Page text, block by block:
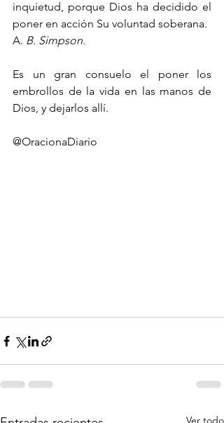
inquietud, porque Dios ha decidido el
poner en acción Su voluntad soberana.
A. B. Simpson.
Es un gran consuelo el poner los
embrollos de la vida en las manos de
Dios, y dejarlos allí.
@OracionaDiario
Ver todo